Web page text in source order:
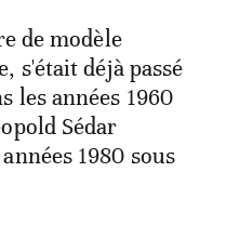
de modèle
s'était déjà passé
les années 1960
Sédar
1980 sous